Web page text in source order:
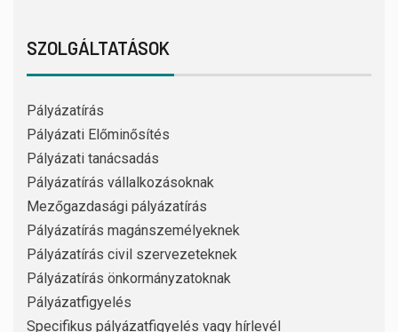
SZOLGÁLTATÁSOK
Pályázatírás
Pályázati Előminősítés
Pályázati tanácsadás
Pályázatírás vállalkozásoknak
Mezőgazdasági pályázatírás
Pályázatírás magánszemélyeknek
Pályázatírás civil szervezeteknek
Pályázatírás önkormányzatoknak
Pályázatfigyelés
Specifikus pályázatfigyelés vagy hírlevél